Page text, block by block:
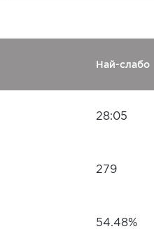
Най-слабо
28:05
279
54.48%